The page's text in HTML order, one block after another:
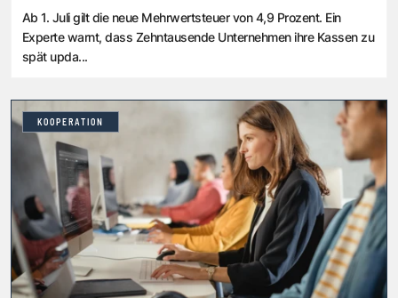
Ab 1. Juli gilt die neue Mehrwertsteuer von 4,9 Prozent. Ein
Experte warnt, dass Zehntausende Unternehmen ihre Kassen zu
spät upda...
KOOPERATION